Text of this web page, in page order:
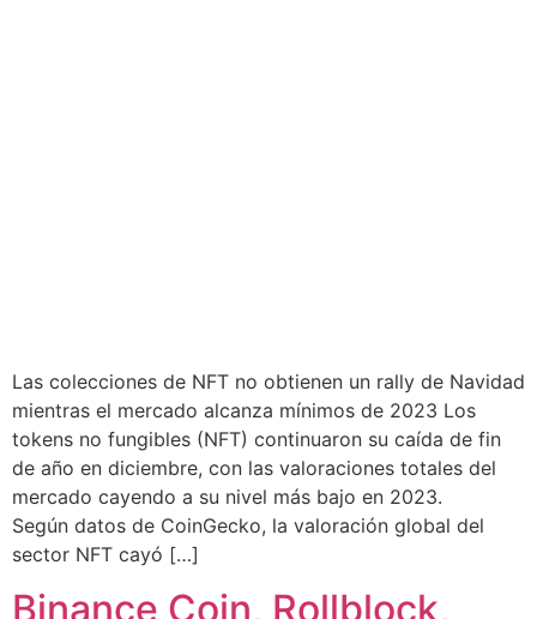
Las colecciones de NFT no obtienen un rally de Navidad
mientras el mercado alcanza mínimos de 2023 Los
tokens no fungibles (NFT) continuaron su caída de fin
de año en diciembre, con las valoraciones totales del
mercado cayendo a su nivel más bajo en 2023.
Según datos de CoinGecko, la valoración global del
sector NFT cayó […]
Binance Coin, Rollblock,